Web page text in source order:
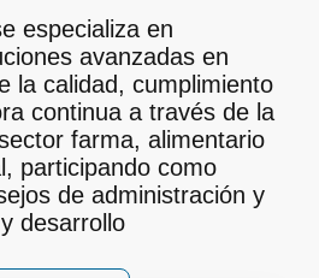
especializa en
avanzadas en
la calidad, cumplimiento
continua a través de la
farma, alimentario
participando como
de administración y
desarrollo